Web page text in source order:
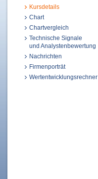
Kursdetails
Chart
Chartvergleich
Technische Signale
und Analystenbewertung
Nachrichten
Firmenporträt
Wertentwicklungsrechner